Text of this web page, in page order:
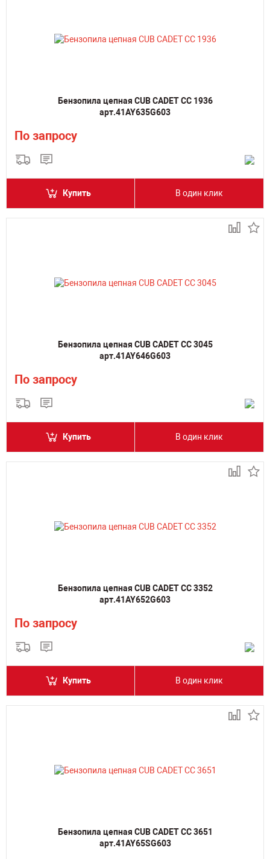
Бензопила цепная CUB CADET CC 1936
арт.41AY635G603
По запросу
Купить В один клик
Бензопила цепная CUB CADET CC 3045
арт.41AY646G603
По запросу
Купить В один клик
Бензопила цепная CUB CADET CC 3352
арт.41AY652G603
По запросу
Купить В один клик
Бензопила цепная CUB CADET CC 3651
арт.41AY65SG603